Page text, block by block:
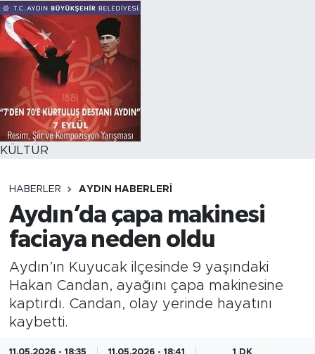
KÜLTÜR
HABERLER AYDIN HABERLERI
Aydın’da çapa makinesi
faciaya neden oldu
Aydın’ın Kuyucak ilçesinde 9 yaşındaki
Hakan Candan, ayağını çapa makinesine
kaptırdı. Candan, olay yerinde hayatını
kaybetti.